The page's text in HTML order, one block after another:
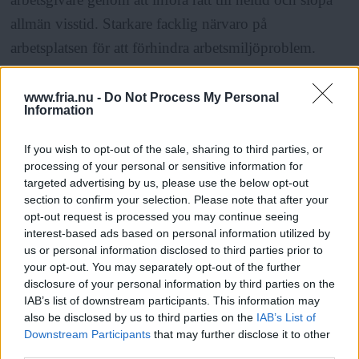
www.fria.nu - Do Not Process My Personal
Information
If you wish to opt-out of the sale, sharing to third parties, or
processing of your personal or sensitive information for
targeted advertising by us, please use the below opt-out
section to confirm your selection. Please note that after your
opt-out request is processed you may continue seeing
interest-based ads based on personal information utilized by
us or personal information disclosed to third parties prior to
your opt-out. You may separately opt-out of the further
disclosure of your personal information by third parties on the
IAB’s list of downstream participants. This information may
also be disclosed by us to third parties on the IAB’s List of
Downstream Participants that may further disclose it to other
allmän visstid. Starkare facklig närvaro på
arbetsplatsen för att förhindra arbetsmiljöproblem.
Effektivare metoder för snabbare utredning hos
Arbetsmiljöverket vid misstanke om undermålig
arbetsmiljö. Tydliga rutiner och uppföljning kring
incidenter som anmäls till personalansvarig på
arbetsplatsen. Fyra förslag som kräver både
organisering bland arbetarna och politisk styrning. Här
kan man visa vad man går för om man är seriös med
att föra Metoo vidare.
Att 8 mars är en kampdag och ingenting annat har
många grattare på internationella kvinnodagen blivit
varse om. Nog för att 8 mars på vissa håll i världen